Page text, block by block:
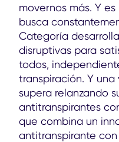
movernos más. Y
busca
Categoría
disruptivas para
todos,
transpiración. Y una
supera relanzando
antitranspirantes
que combina un
antitranspirante